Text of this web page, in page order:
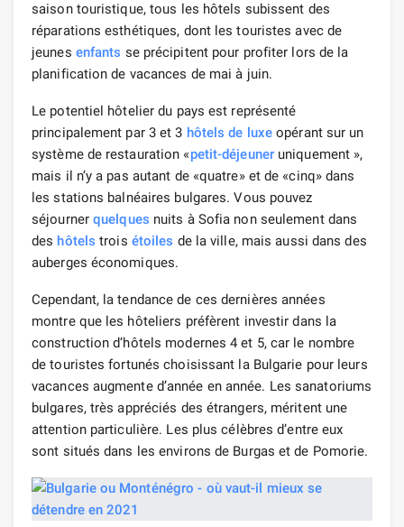
saison touristique, tous les hôtels subissent des
réparations esthétiques, dont les touristes avec de
jeunes enfants se précipitent pour profiter lors de la
planification de vacances de mai à juin.
Le potentiel hôtelier du pays est représenté
principalement par 3 et 3 hôtels de luxe opérant sur un
système de restauration «petit-déjeuneruniquement »,
mais il n’y a pas autant de «quatre» et de «cinq» dans
les stations balnéaires bulgares. Vous pouvez
séjourner quelques nuits à Sofia non seulement dans
des hôtels trois étoiles de la ville, mais aussi dans des
auberges économiques.
Cependant, la tendance de ces dernières années
montre que les hôteliers préfèrent investir dans la
construction d’hôtels modernes 4 et 5, car le nombre
de touristes fortunés choisissant la Bulgarie pour leurs
vacances augmente d’année en année. Les sanatoriums
bulgares, très appréciés des étrangers, méritent une
attention particulière. Les plus célèbres d’entre eux
sont situés dans les environs de Burgas et de Pomorie.